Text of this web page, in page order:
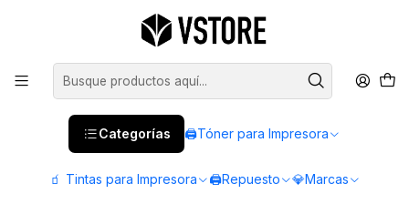
Categorías 🖨️Tóner para Impresora
🧃 Tintas para Impresora 🖨️Repuesto 💎Marcas